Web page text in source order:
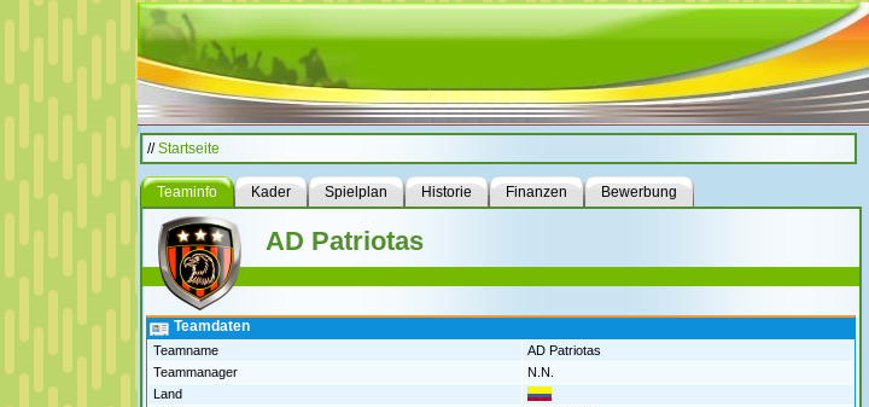
//Startseite
Teaminfo Kader Spielplan Historie Finanzen Bewerbung
AD Patriotas
Teamdaten
Teamname
AD Patriotas
Teammanager
N.N.
Land